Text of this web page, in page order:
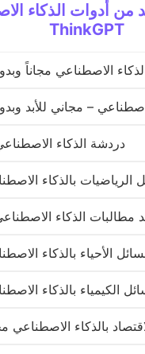
من أدوات الذكاء
ThinkGPT
دردشة الذكاء
بالذكاء
مطالبات الذكاء
الأحياء بالذكاء
الكيمياء بالذكاء
بالذكاء الاصطناعي